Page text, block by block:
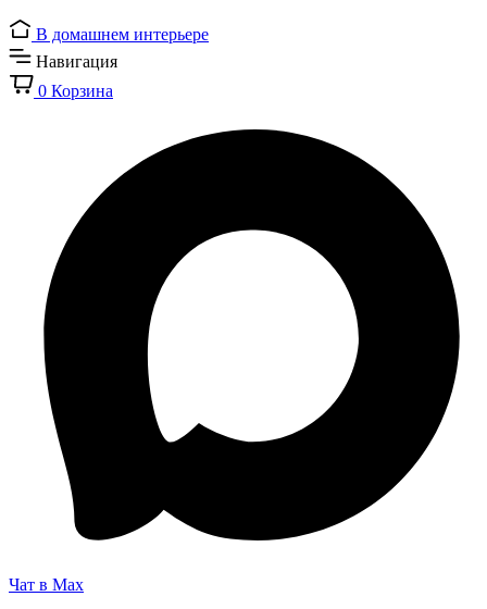
В домашнем интерьере
Навигация
0 Корзина
Чат в Max